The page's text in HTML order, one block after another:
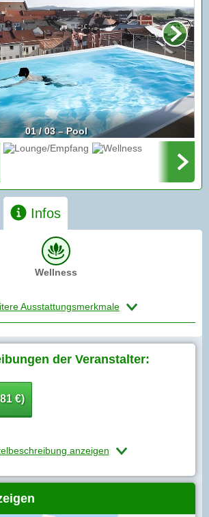
01 / 03 – Pool
Infos
Wellness
Ausstattungsmerkmale
der Veranstalter:
€)
anzeigen